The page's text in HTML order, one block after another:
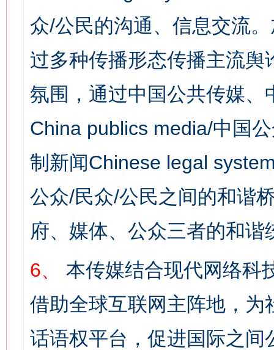
众/公民的沟通、信息交流
过多种传播形态传播主流
氛围，通过中国公共传媒
China publics media/中国
制新闻Chinese legal
公众/民众/公民之间的和谐
府、媒体、公众三者的和谐
6、
本传媒结合现代网络科
借助全球互联网主阵地，
话语权平台，促进国际之